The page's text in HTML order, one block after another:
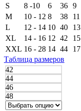
S
8 -10 6 36 9
M
10 - 12 8 38
11
L
12 - 14 10 40
13
XL
14 - 16 12 42
15
XXL 16 - 28 14 44
17
Таблица размеров
42
44
46
48